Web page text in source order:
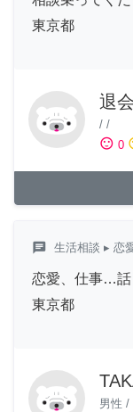
東京都
退
/ /
sentiment_satisfied 0
chat 生活相談 ▸ 恋
恋愛、仕事…話
東京都
男性 /